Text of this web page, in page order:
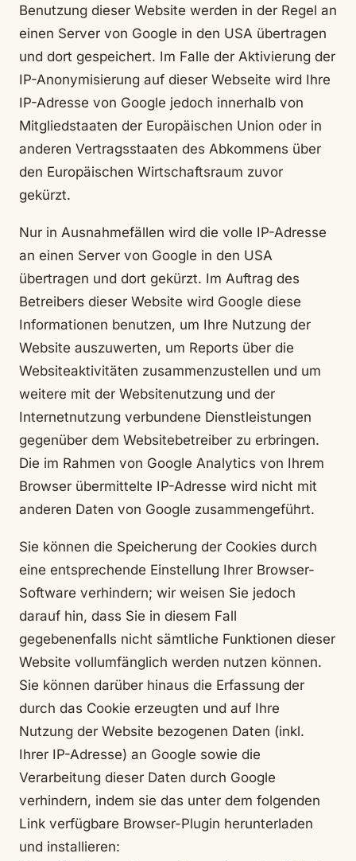
Benutzung dieser Website werden in der Regel an
einen Server von Google in den USA übertragen
und dort gespeichert. Im Falle der Aktivierung der
IP-Anonymisierung auf dieser Webseite wird Ihre
IP-Adresse von Google jedoch innerhalb von
Mitgliedstaaten der Europäischen Union oder in
anderen Vertragsstaaten des Abkommens über
den Europäischen Wirtschaftsraum zuvor
gekürzt.
Nur in Ausnahmefällen wird die volle IP-Adresse
an einen Server von Google in den USA
übertragen und dort gekürzt. Im Auftrag des
Betreibers dieser Website wird Google diese
Informationen benutzen, um Ihre Nutzung der
Website auszuwerten, um Reports über die
Websiteaktivitäten zusammenzustellen und um
weitere mit der Websitenutzung und der
Internetnutzung verbundene Dienstleistungen
gegenüber dem Websitebetreiber zu erbringen.
Die im Rahmen von Google Analytics von Ihrem
Browser übermittelte IP-Adresse wird nicht mit
anderen Daten von Google zusammengeführt.
Sie können die Speicherung der Cookies durch
eine entsprechende Einstellung Ihrer Browser-
Software verhindern; wir weisen Sie jedoch
darauf hin, dass Sie in diesem Fall
gegebenenfalls nicht sämtliche Funktionen dieser
Website vollumfänglich werden nutzen können.
Sie können darüber hinaus die Erfassung der
durch das Cookie erzeugten und auf Ihre
Nutzung der Website bezogenen Daten (inkl.
Ihrer IP-Adresse) an Google sowie die
Verarbeitung dieser Daten durch Google
verhindern, indem sie das unter dem folgenden
Link verfügbare Browser-Plugin herunterladen
und installieren: